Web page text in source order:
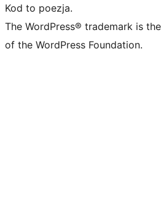
Kod to poezja.
The WordPress® trademark is
of the WordPress Foundation.